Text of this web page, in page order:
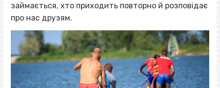
займається, хто приходить повторно й розповідає
про нас друзям.